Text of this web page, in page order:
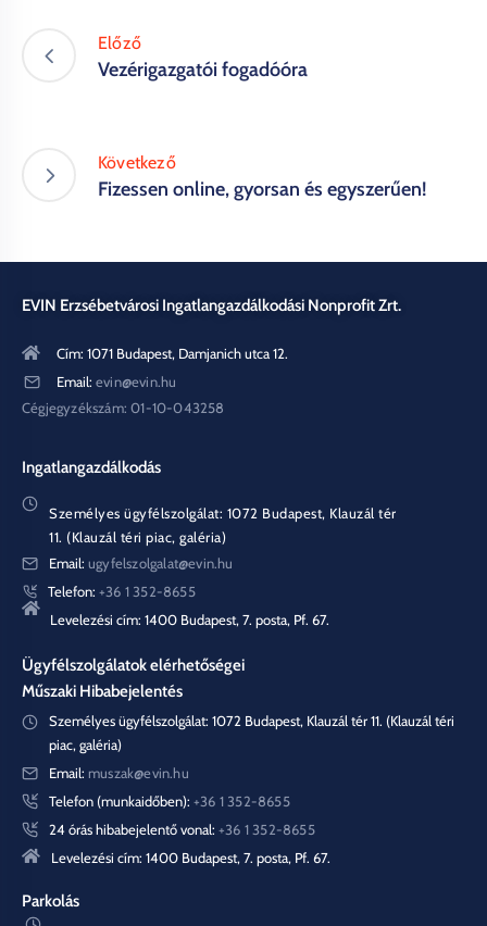
Előző
Vezérigazgatói fogadóóra
Következő
Fizessen online, gyorsan és egyszerűen!
EVIN Erzsébetvárosi Ingatlangazdálkodási Nonprofit Zrt.
Cím: 1071 Budapest, Damjanich utca 12.
Email: evin@evin.hu
Cégjegyzékszám: 01-10-043258
Ingatlangazdálkodás
Személyes ügyfélszolgálat: 1072 Budapest, Klauzál tér
11. (Klauzál téri piac, galéria)
Email: ugyfelszolgalat@evin.hu
Telefon: +36 1 352-8655
Levelezési cím: 1400 Budapest, 7. posta, Pf. 67.
Ügyfélszolgálatok elérhetőségei
Műszaki Hibabejelentés
Személyes ügyfélszolgálat: 1072 Budapest, Klauzál tér 11. (Klauzál téri
piac, galéria)
Email: muszak@evin.hu
Telefon (munkaidőben): +36 1 352-8655
24 órás hibabejelentő vonal: +36 1 352-8655
Levelezési cím: 1400 Budapest, 7. posta, Pf. 67.
Parkolás